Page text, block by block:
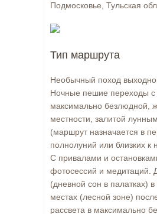
Подмосковье, Тульская
Тип маршрута
Необычный поход
Ночные пешие переходы с
максимально безлюдной,
местности, залитой
(маршрут назначается в
полнолуний или близких к
С привалами и
фотосессий и медитаций.
(дневной сон в палатках)
местах (лесной зоне)
рассвета в максимально